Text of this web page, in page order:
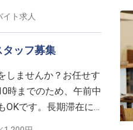
イト求人
タッフ募集
しませんか？お任せす
時までのため、午前中
OKです。長期滞在に
ーデン長泉」。温泉